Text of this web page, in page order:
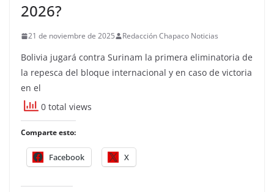
2026?
21 de noviembre de 2025 Redacción Chapaco Noticias
Bolivia jugará contra Surinam la primera eliminatoria de
la repesca del bloque internacional y en caso de victoria
en el
0 total views
Comparte esto:
Facebook X